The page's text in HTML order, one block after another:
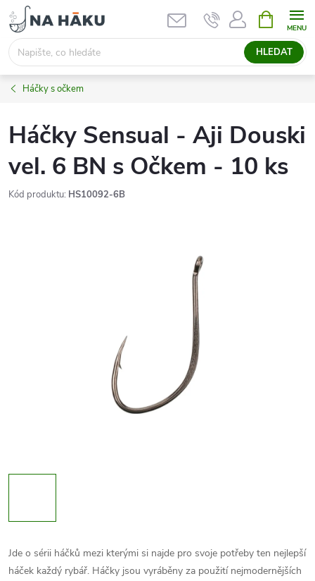
Přejít
na
obsah
HLEDAT
NÁKUPNÍ
KOŠÍK
Háčky s očkem
Háčky Sensual - Aji Douski
vel. 6 BN s Očkem - 10 ks
Kód produktu: HS10092-6B
Jde o sérii háčků mezi kterými si najde pro svoje potřeby ten nejlepší
háček každý rybář. Háčky jsou vyráběny za použití nejmodernějších